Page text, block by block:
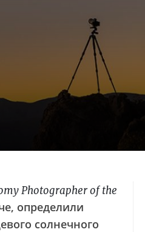
Photographer of the
определили
солнечного